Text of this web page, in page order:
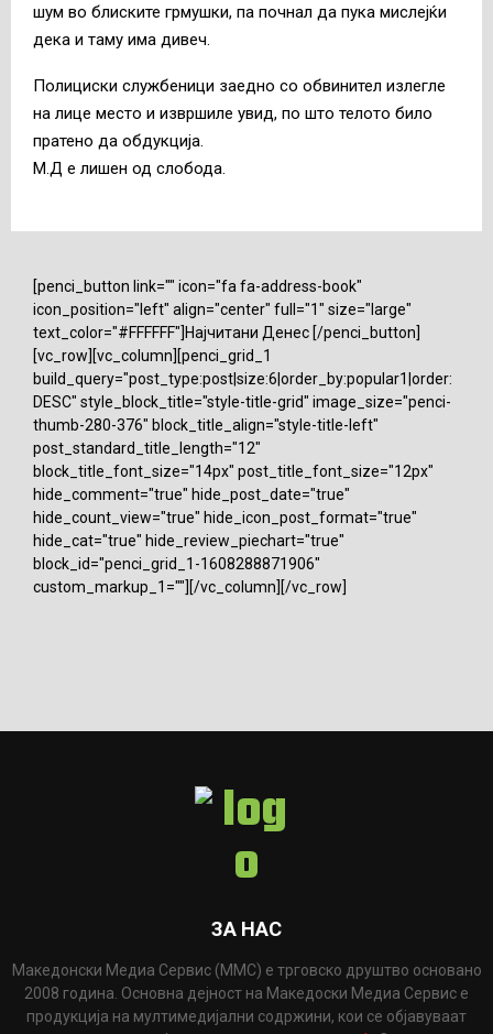
шум во блиските грмушки, па почнал да пука мислејќи
дека и таму има дивеч.
Полициски службеници заедно со обвинител излегле
на лице место и извршиле увид, по што телото било
пратено да обдукција.
М.Д е лишен од слобода.
[penci_button link="" icon="fa fa-address-book"
icon_position="left" align="center" full="1" size="large"
text_color="#FFFFFF"]Најчитани Денес [/penci_button]
[vc_row][vc_column][penci_grid_1
build_query="post_type:post|size:6|order_by:popular1|order:
DESC" style_block_title="style-title-grid" image_size="penci-
thumb-280-376" block_title_align="style-title-left"
post_standard_title_length="12"
block_title_font_size="14px" post_title_font_size="12px"
hide_comment="true" hide_post_date="true"
hide_count_view="true" hide_icon_post_format="true"
hide_cat="true" hide_review_piechart="true"
block_id="penci_grid_1-1608288871906"
custom_markup_1=""][/vc_column][/vc_row]
ЗА НАС
Македонски Медиа Сервис (ММС) е трговско друштво основано
2008 година. Основна дејност на Македоски Медиа Сервис е
продукција на мултимедијални содржини, кои се објавуваат